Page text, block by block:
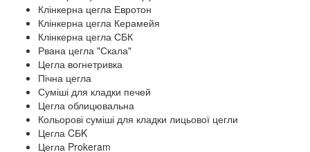
Клінкерна цегла Евротон
Клінкерна цегла Керамейя
Клінкерна цегла СБК
Рвана цегла "Скала"
Цегла вогнетривка
Пічна цегла
Суміші для кладки печей
Цегла облицювальна
Кольорові суміші для кладки лицьової цегли
Цегла CБK
Цегла Prokeram